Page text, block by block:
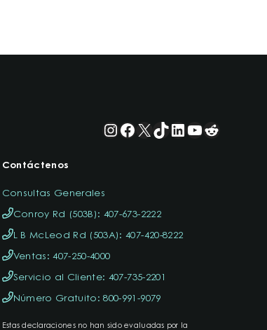
Instagram
Facebook
X TikTok
LinkedIn
YouTube
Reddit
Contáctenos
Consultas Generales
Conroy Rd (503B): 407-673-2222
L B McLeod Rd (503A): 407-420-8222
Ventas: 407-250-4000
Servicio al Cliente: 407-735-2201
Número Gratuito: 800-991-9079
Estas declaraciones no han sido evaluadas por la